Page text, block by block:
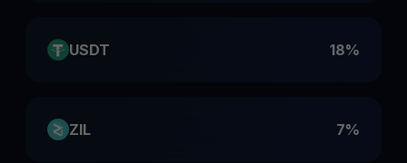
USDT 18%
ZIL 7%